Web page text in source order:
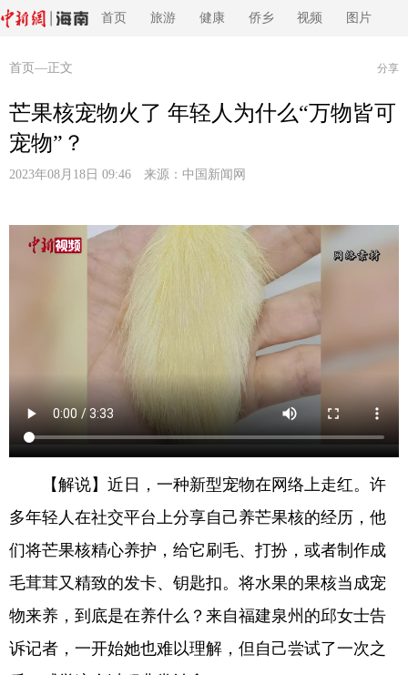
首页 旅游 健康 侨乡 视频 图片
首页 —正文 分享
芒果核宠物火了 年轻人为什么“万物皆可
宠物”？
2023年08月18日 09:46 来源： 中国新闻网
【解说】近日，一种新型宠物在网络上走红。许
多年轻人在社交平台上分享自己养芒果核的经历，他
们将芒果核精心养护，给它刷毛、打扮，或者制作成
毛茸茸又精致的发卡、钥匙扣。将水果的果核当成宠
物来养，到底是在养什么？来自福建泉州的邱女士告
诉记者，一开始她也难以理解，但自己尝试了一次之